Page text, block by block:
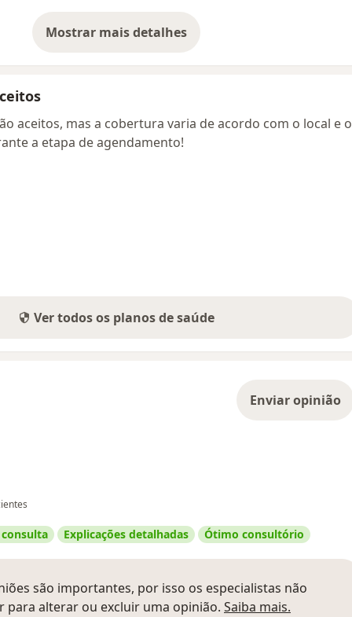
Mostrar mais detalhes
sobre o endereço
aceitos, mas a cobertura varia de acordo com o local e o
a etapa de agendamento!
Ver todos os planos de saúde
Enviar opinião
Explicações detalhadas Ótimo consultório
são importantes, por isso os especialistas não
para alterar ou excluir uma opinião. Saiba mais.